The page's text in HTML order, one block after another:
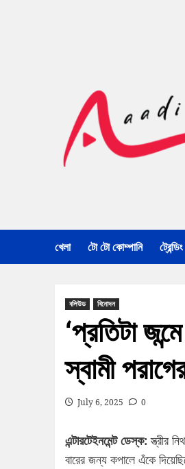
খেলা টো টো কোম্পানি ট্রেন্ডিং
বলিউড বিনোদন
‘প্রতিটা
স্বামী
July 6, 2025 0
এন্টারটেইনমেন্ট ডেস্ক:স্ত্রীর
বারের জন্য কপালে এঁকে